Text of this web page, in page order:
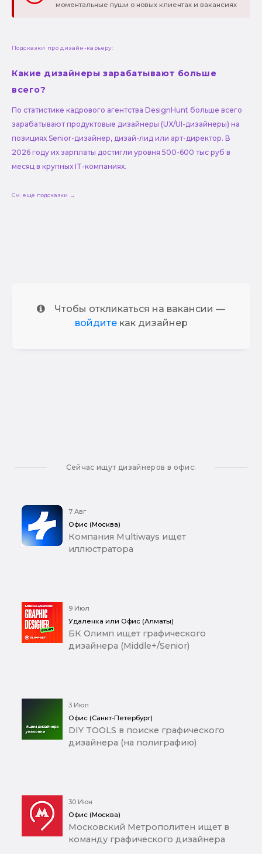
моментальные пуши о новых клиентах и вакансиях
Подсказки про дизайн-карьеру:
Какие дизайнеры зарабатывают больше
всего?
По статистике кадрового агентства DesignHunt больше всего
зарабатывают продуктовые дизайнеры (UX/UI-дизайнеры) на
позициях Senior-дизайнер, дизай-лид или арт-директор. В
2026 году их зарплаты достигли уровня 500-600 тыс руб в
месяц в крупных IT-компаниях.
См. еще подсказки →
Чтобы откликаться на вакансии —
войдитекак дизайнер
Сейчас ищут дизайнеров в офис:
7 Авг
Офис (Москва)
Компания Multiways ищет
иллюстратора
9 Июл
Удаленка или Офис (Алматы)
БК Олимп ищет графического
дизайнера (Middle+/Senior)
3 Июл
Офис (Санкт-Петербург)
DIY TOOLS в поиске графического
дизайнера (на полиграфию)
30 Июн
Офис (Москва)
Московский Метрополитен ищет в
команду графического дизайнера